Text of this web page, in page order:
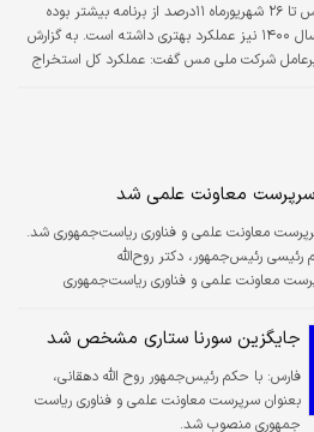
عملکرد استخراج شرکت ملی مس تا ۲۶ شهریورماه ۱۱‌درصد از برنامه بیشتر بوده
است و نسبت به مدت مشابه سال ۱۴۰۰ نیز عملکرد بهتری داشته است. به گزارش
شرکت ملی مس گفت: عملکرد کل استخراج
معاونت علمی شد
معاونت علمی و فناوری ریاست‌جمهوری شد.
رئیس‌‌جمهور، دکتر روح‌‌الله
معاونت علمی و فناوری ریاست‌جمهوری
شریف به پایان رساند و درحال حاضر، دانشیار
هیات علمی این دانشگاه است. رئیس جهاد
با بیش از ۱۰۰ عنوان مقاله در مجلات معتبر علمی، استاد نمونه آموزشی
جایگزین سورنا ستاری مشخص شد
فارس: با حکم رئیس‌جمهور روح الله دهقانی،
بعنوان سرپرست معاونت علمی و فناوری ریاست
جمهوری منصوب شد.